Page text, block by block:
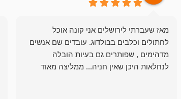
מאז שעברתי לירושלים אני קונה אוכל
לחתולים וכלבים בבולדוג. עובדים שם אנשים
מדהימים , שפותרים גם בעיות הובלה
לנחלאות היכן שאין חניה... ממליצה מאוד